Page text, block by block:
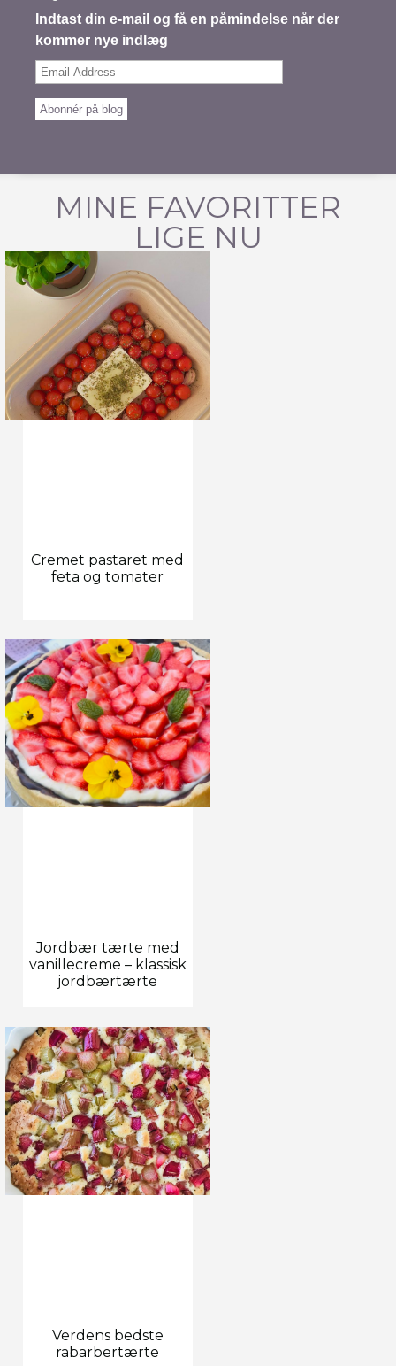
Indtast din e-mail og få en påmindelse når der
kommer nye indlæg
Email
Abonnér på blog
MINE FAVORITTER
LIGE NU
Cremet pastaret med
feta og tomater
Jordbær tærte med
vanillecreme – klassisk
jordbærtærte
Verdens bedste
rabarbertærte